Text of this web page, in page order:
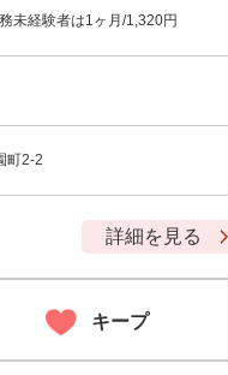
未経験者は1ヶ月/1,320円
町2-2
詳細を見る
キープ